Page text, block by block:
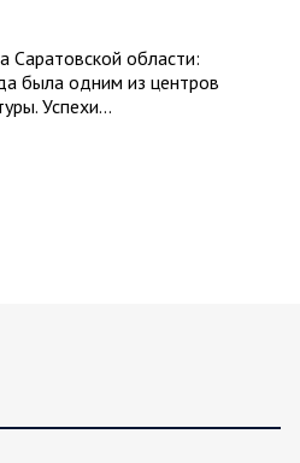
Саратовской области:
была одним из центров
Успехи…